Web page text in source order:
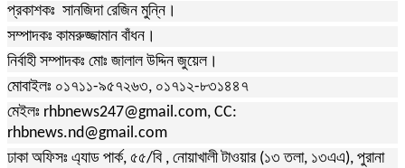
প্রকাশকঃ সানজিদা রেজিন মুন্নি।
সম্পাদকঃ কামরুজ্জামান বাঁধন।
নির্বাহী সম্পাদকঃ মোঃ জালাল উদ্দিন জুয়েল।
মোবাইলঃ ০১৭১১-৯৫৭২৬৩, ০১৭১২-৮৩১৪৪৭
মেইলঃ rhbnews247@gmail.com, CC:
rhbnews.nd@gmail.com
ঢাকা অফিসঃ এ্যাড পার্ক, ৫৫/বি , নোয়াখালী টাওয়ার (১৩ তলা, ১৩এএ), পুরানা